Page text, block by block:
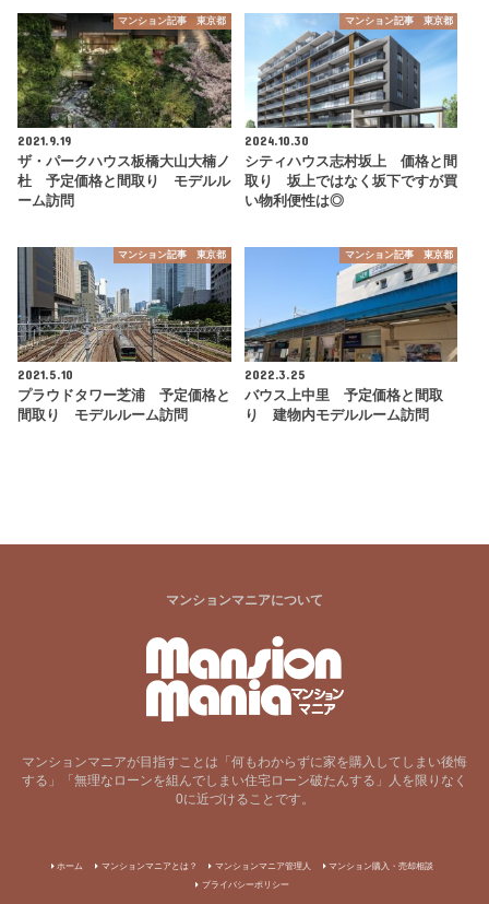
マンション記事 東京都
2021.9.19
ザ・パークハウス板橋大山大楠ノ
杜 予定価格と間取り モデルル
ーム訪問
マンション記事 東京都
2024.10.30
シティハウス志村坂上 価格と間
取り 坂上ではなく坂下ですが買
い物利便性は◎
マンション記事 東京都
2021.5.10
プラウドタワー芝浦 予定価格と
間取り モデルルーム訪問
マンション記事 東京都
2022.3.25
バウス上中里 予定価格と間取
り 建物内モデルルーム訪問
マンションマニアについて
マンションマニアが目指すことは「何もわからずに家を購入してしまい後悔
する」「無理なローンを組んでしまい住宅ローン破たんする」人を限りなく
0に近づけることです。
ホーム マンションマニアとは？ マンションマニア管理人
マンション購入・売却相談
プライバシーポリシー